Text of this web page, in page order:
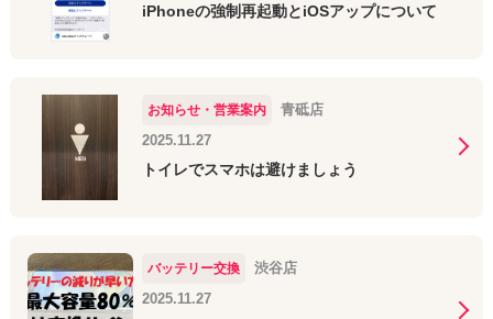
iPhoneの強制再起動とiOSアップについて
お知らせ・営業案内
青砥店
2025.11.27
トイレでスマホは避けましょう
バッテリー交換
渋谷店
2025.11.27